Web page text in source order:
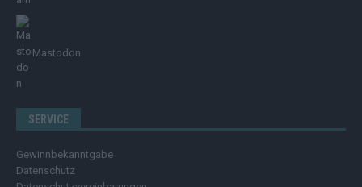
Mastodon
SERVICE
Gewinnbekanntgabe
Datenschutz